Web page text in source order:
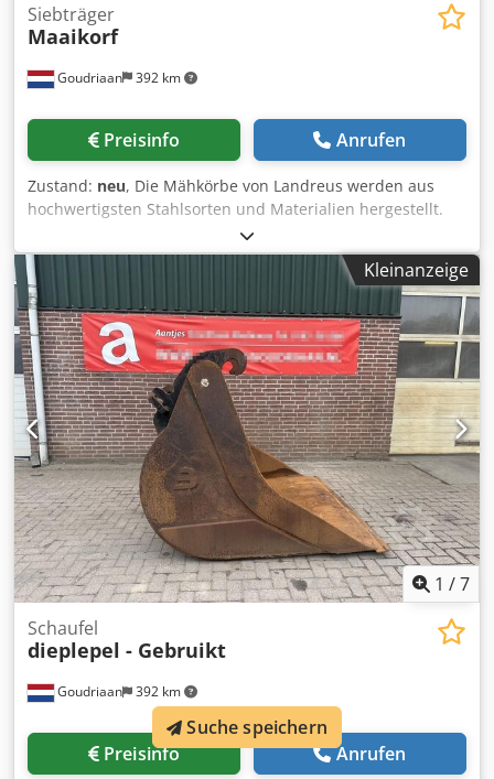
Goudriaan 392 km
Siebträger
Maaikorf
Preisinfo Anrufen
Zustand: neu, Die Mähkörbe von Landreus werden aus
hochwertigsten Stahlsorten und Materialien hergestellt.
Die Mähkörbe lassen sich problemlos an die jeweiligen
Anforderungen anpassen. Dedpfx Adjyy Dqyelekr Die
Mähkörbe von Landreus gehören sowohl in der Qualität
als auch im Preis zu den Besten. - Neue Antriebsart -
Geringerer Verschleiß der Antriebsteile - Ein längerer,
besserer und stärkerer Klingenkopf - Größeres Lager für
die Kraftübertragung auf das Messer - Höhere Nocken an
den Klingen für weniger Verschleiß - In jeder gewünschten
Farbe erhältlich Standardmäßig erhalten Sie zu jedem
Mähkorb einen Basisstecker und ein komplettes
Ersatzmesser. - Es besteht auch die Möglichkeit, einen
Widebody zu bestellen, wodurch die Containerkapazität
deutlich erhöht wird. - In verschiedenen Längen von 2,00
m bis 5,50 m erhältlich. Zustand: Neu
Kleinanzeige
1 /7
Goudriaan 392 km
Schaufel
dieplepel - Gebruikt
Preisinfo Anrufen
Suche speichern